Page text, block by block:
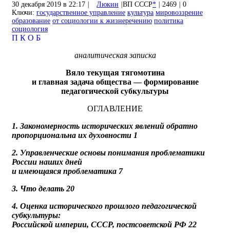
30 декабря 2019 в 22:17 Люкин ВП СССР* 2469
0
Ключи: государственное управление культура мировоззрение
образование от социологии к жизнеречению политика
социология
П К О Б
аналитическая записка
Вяло текущая тягомотина
и главная задача общества — формирование
педагогической субкультуры
ОГЛАВЛЕНИЕ
1. Закономерность исторических явлений обратно
пропорциональна их духовности 1
2. Управленческие основы понимания проблематики
России наших дней
и имеющаяся проблематика 7
3. Что делать 20
4. Оценка исторического прошлого педагогической
субкультуры:
Российской империи, СССР, постсоветской РФ 22